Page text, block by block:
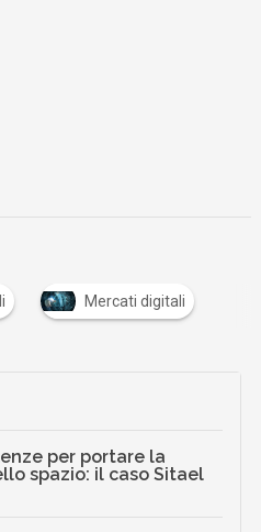
Mercati digitali
per portare la
spazio: il caso Sitael